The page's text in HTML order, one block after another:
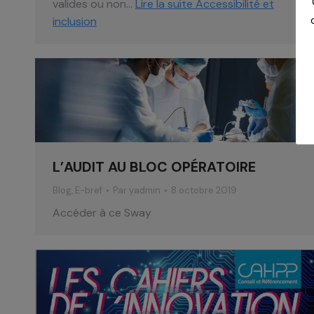
valides ou non… Lire la suite Accessibilité et
inclusion
L’AUDIT AU BLOC OPÉRATOIRE
Blog, E-bref Par yadmin 8 octobre 2019
Accéder à ce Sway